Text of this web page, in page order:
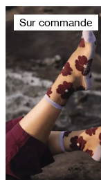
Sur commande